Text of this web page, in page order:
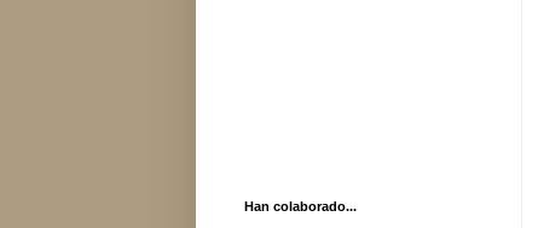
Han colaborado...